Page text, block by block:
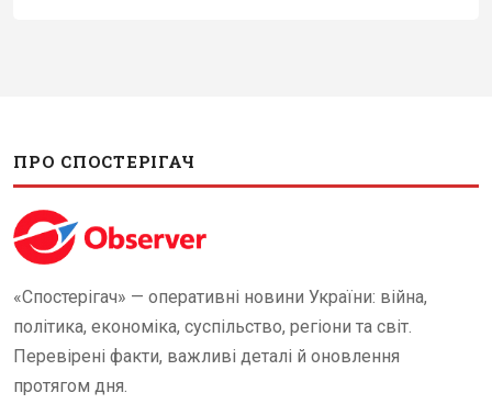
ПРО СПОСТЕРІГАЧ
«Спостерігач» — оперативні новини України: війна,
політика, економіка, суспільство, регіони та світ.
Перевірені факти, важливі деталі й оновлення
протягом дня.